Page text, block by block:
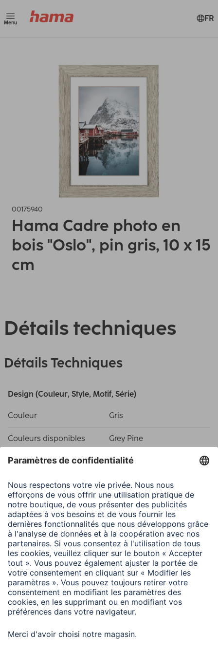
Menu FR
00175940
Hama Cadre photo en
bois "Oslo", pin gris, 10 x 15
cm
Détails techniques
Détails Techniques
Design (Couleur, Style, Motif, Série)
Couleur Gris
Couleurs disponibles Grey Pine
Ligne Oslo
Caractéristiques techniques
Fixation Crochet/Pied
Matière MDF
Type de cadre Cadre bois
Type de verre Reflex